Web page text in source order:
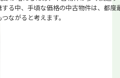
る中、手頃な価格の中古物件は、都度
ながると考えます。